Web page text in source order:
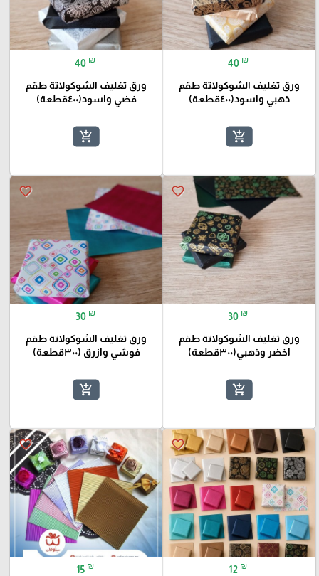
40 ₪
ورق تغليف الشوكولاتة طقم
ذهبي واسود(٤٠٠قطعة)
add_shopping_cart
40 ₪
ورق تغليف الشوكولاتة طقم
فضي واسود(٤٠٠قطعة)
add_shopping_cart
favorite_border
30 ₪
ورق تغليف الشوكولاتة طقم
اخضر وذهبي(٣٠٠قطعة)
add_shopping_cart
favorite_border
30 ₪
ورق تغليف الشوكولاتة طقم
فوشي وازرق (٣٠٠قطعة)
add_shopping_cart
favorite_border
12 ₪
favorite_border
15 ₪